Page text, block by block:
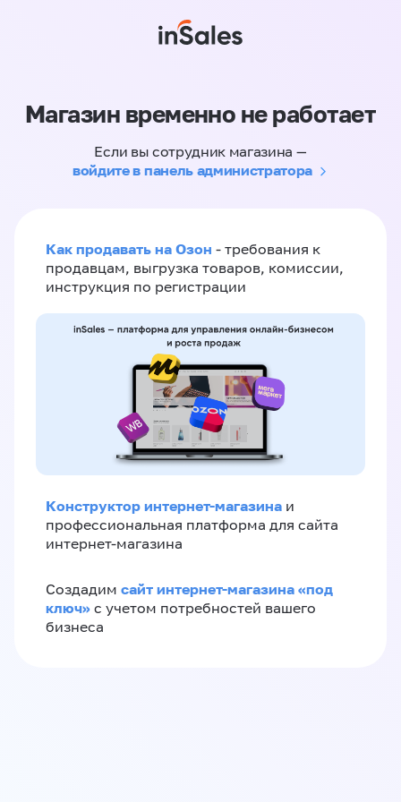
Магазин временно не работает
Если вы сотрудник магазина —
войдите в панель администратора
Как продавать на Озон - требования к
продавцам, выгрузка товаров, комиссии,
инструкция по регистрации
Конструктор интернет-магазина и
профессиональная платформа для сайта
интернет-магазина
Создадим сайт интернет-магазина «под
ключ» с учетом потребностей вашего
бизнеса